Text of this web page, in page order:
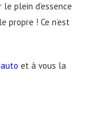
plein d’essence
propre ! Ce n’est
et à vous la